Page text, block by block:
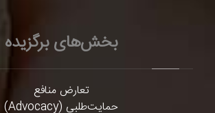
بخش‌های برگزیده
تعارض منافع
حمایت‌طلبی (Advocacy)